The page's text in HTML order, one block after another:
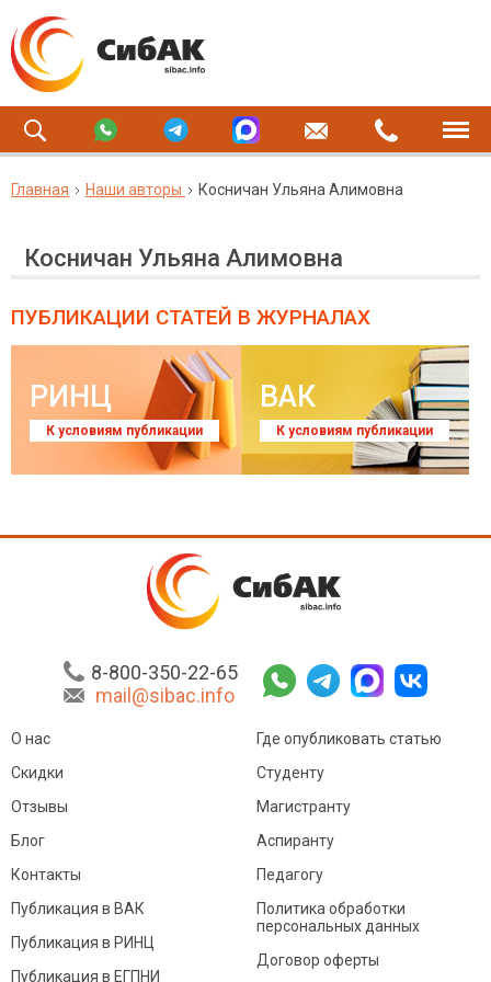
Главная Наши авторы Косничан Ульяна Алимовна
Косничан Ульяна Алимовна
ПУБЛИКАЦИИ СТАТЕЙ В ЖУРНАЛАХ
РИНЦ
К условиям публикации
ВАК
К условиям публикации
8-800-350-22-65
mail@sibac.info
О нас
Скидки
Отзывы
Блог
Контакты
Где опубликовать статью
Студенту
Магистранту
Аспиранту
Педагогу
Публикация в ВАК
Публикация в РИНЦ
Публикация в ЕГПНИ
Политика обработки
персональных данных
Договор оферты